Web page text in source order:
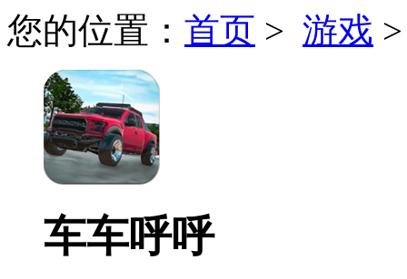
您的位置： 首页 > 游戏
车车呼呼